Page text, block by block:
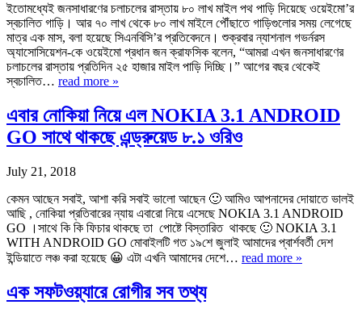
ইতোমধ্যেই জনসাধারণের চলাচলের রাস্তায় ৮০ লাখ মাইল পথ পাড়ি দিয়েছে ওয়েইমো’র
স্বচালিত গাড়ি। আর ৭০ লাখ থেকে ৮০ লাখ মাইলে পৌঁছাতে গাড়িগুলোর সময় লেগেছে
মাত্র এক মাস, বলা হয়েছে সিএনবিসি’র প্রতিবেদনে। শুক্রবার ন্যাশনাল গভর্নরস
অ্যাসোসিয়েশন-কে ওয়েইমো প্রধান জন ক্রাফসিক বলেন, “আমরা এখন জনসাধারণের
চলাচলের রাস্তায় প্রতিদিন ২৫ হাজার মাইল পাড়ি দিচ্ছি।” আগের বছর থেকেই
স্বচালিত… read more »
এবার নোকিয়া নিয়ে এল NOKIA 3.1 ANDROID
GO সাথে থাকছে এন্ড্রুয়েড ৮.১ ওরিও
July 21, 2018
কেমন আছেন সবাই, আশা করি সবাই ভালো আছেন 🙂 আমিও আপনাদের দোয়াতে ভালই
আছি , নোকিয়া প্রতিবারের ন্যায় এবারো নিয়ে এসেছে NOKIA 3.1 ANDROID
GO ।সাথে কি কি ফিচার থাকছে তা পোষ্টে বিস্তারিত থাকছে 🙂 NOKIA 3.1
WITH ANDROID GO মোবাইলটি গত ১৯শে জুলাই আমাদের প্বার্শবর্তী দেশ
ইন্ডিয়াতে লঞ্চ করা হয়েছে 😀 এটা এখনি আমাদের দেশে… read more »
এক সফটওয়্যারে রোগীর সব তথ্য